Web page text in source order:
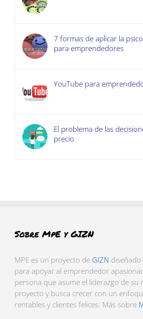
7 formas de aplicar la
para emprendedores
YouTube para
El problema de las
precio
Sobre MpE y GIZN
MPE es un proyecto de GIZN
para apoyar al emprendedor
persona que asume el liderazgo de su
proyecto y busca crecer con un
rentables y clientes felices. Más sobre